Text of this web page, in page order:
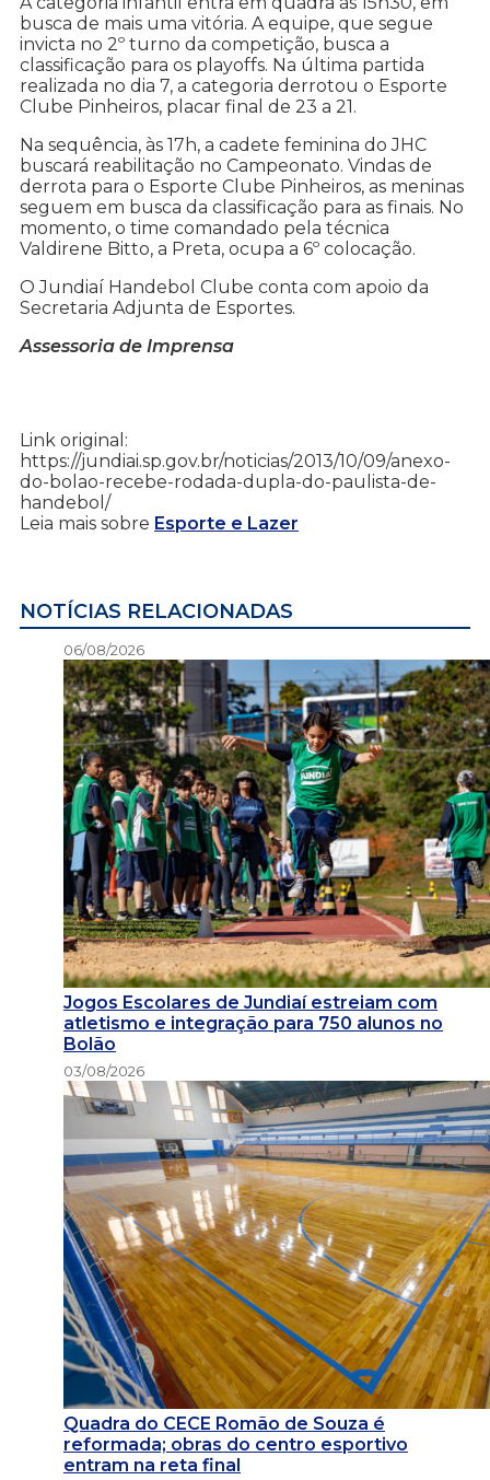
busca de mais uma vitória. A equipe, que segue
invicta no 2º turno da competição, busca a
classificação para os playoffs. Na última partida
realizada no dia 7, a categoria derrotou o Esporte
Clube Pinheiros, placar final de 23 a 21.
Na sequência, às 17h, a cadete feminina do JHC
buscará reabilitação no Campeonato. Vindas de
derrota para o Esporte Clube Pinheiros, as meninas
seguem em busca da classificação para as finais. No
momento, o time comandado pela técnica
Valdirene Bitto, a Preta, ocupa a 6º colocação.
O Jundiaí Handebol Clube conta com apoio da
Secretaria Adjunta de Esportes.
Assessoria de Imprensa
Link original:
https://jundiai.sp.gov.br/noticias/2013/10/09/anexo-
do-bolao-recebe-rodada-dupla-do-paulista-de-
handebol/
Leia mais sobre Esporte e Lazer
NOTÍCIAS RELACIONADAS
06/08/2026
Jogos Escolares de Jundiaí estreiam com
atletismo e integração para 750 alunos no
Bolão
03/08/2026
Quadra do CECE Romão de Souza é
reformada; obras do centro esportivo
entram na reta final